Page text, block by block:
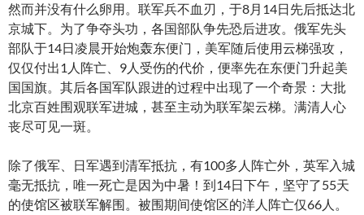
然而并没有什么卵用。联军兵不血刃，于8月14日先后抵达北
京城下。为了争夺头功，各国部队争先恐后进攻。俄军先头
部队于14日凌晨开始炮轰东便门，美军随后使用云梯强攻，
仅仅付出1人阵亡、9人受伤的代价，便率先在东便门升起美
国国旗。其后各国军队跟进的过程中出现了一个奇景：大批
北京百姓围观联军进城，甚至主动为联军架云梯。满清人心
丧尽可见一斑。
除了俄军、日军遇到清军抵抗，有100多人阵亡外，英军入城
毫无抵抗，唯一死亡是因为中暑！到14日下午，坚守了55天
的使馆区被联军解围。被围期间使馆区的洋人阵亡仅66人。